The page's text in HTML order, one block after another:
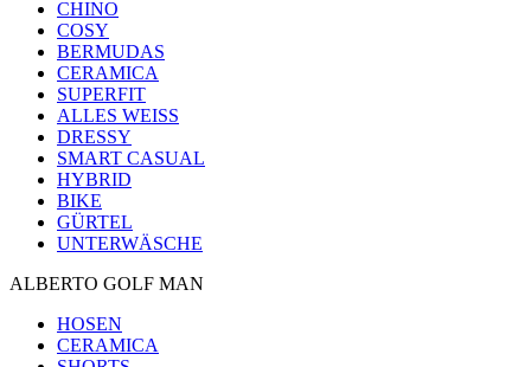
CHINO
COSY
BERMUDAS
CERAMICA
SUPERFIT
ALLES WEISS
DRESSY
SMART CASUAL
HYBRID
BIKE
GÜRTEL
UNTERWÄSCHE
ALBERTO GOLF MAN
HOSEN
CERAMICA